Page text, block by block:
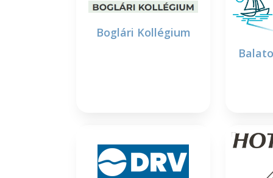
Boglári Kollégium